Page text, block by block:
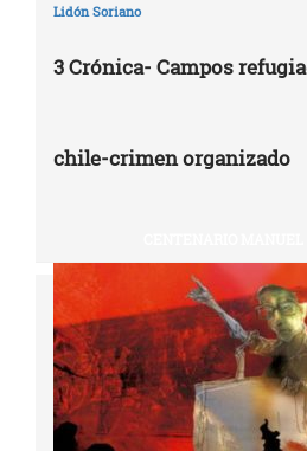
Lidón Soriano
3 Crónica- Campos
chile-crimen organizado